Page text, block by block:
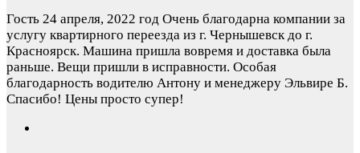
Гость 24 апреля, 2022 год Очень благодарна компании за
услугу квартирного переезда из г. Чернышевск до г.
Красноярск. Машина пришла вовремя и доставка была
раньше. Вещи пришли в исправности. Особая
благодарность водителю Антону и менеджеру Эльвире Б.
Спасибо! Цены просто супер!